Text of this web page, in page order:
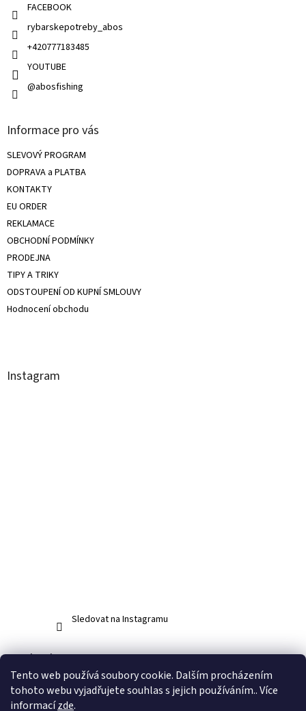
Tento web používá soubory cookie. Dalším procházením
tohoto webu vyjadřujete souhlas s jejich používáním.. Více
informacízde.
FACEBOOK
rybarskepotreby_abos
+420777183485
YOUTUBE
@abosfishing
Informace pro vás
SLEVOVÝ PROGRAM
DOPRAVA a PLATBA
KONTAKTY
EU ORDER
REKLAMACE
OBCHODNÍ PODMÍNKY
PRODEJNA
TIPY A TRIKY
ODSTOUPENÍ OD KUPNÍ SMLOUVY
Hodnocení obchodu
Instagram
Sledovat na Instagramu
Facebook